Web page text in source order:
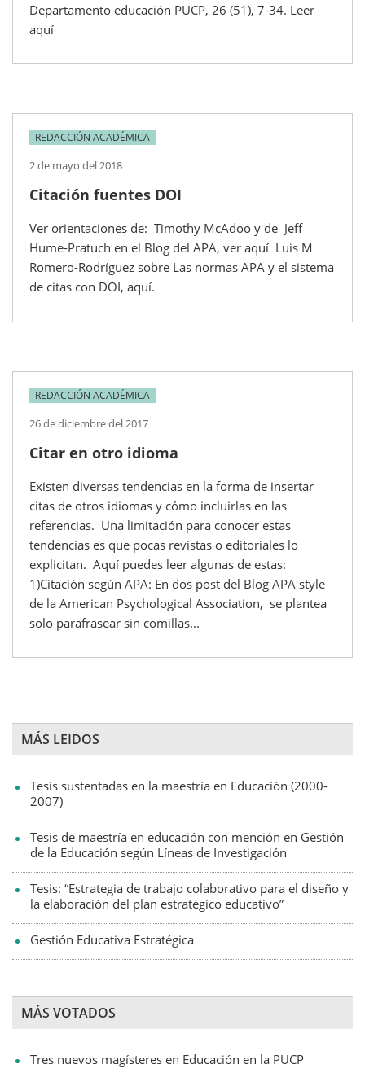
Departamento educación PUCP, 26 (51), 7-34. Leer
aquí
REDACCIÓN ACADÉMICA
2 de mayo del 2018
Citación fuentes DOI
Ver orientaciones de: Timothy McAdoo y de Jeff
Hume-Pratuch en el Blog del APA, ver aquí Luis M
Romero-Rodríguez sobre Las normas APA y el sistema
de citas con DOI, aquí.
REDACCIÓN ACADÉMICA
26 de diciembre del 2017
Citar en otro idioma
Existen diversas tendencias en la forma de insertar
citas de otros idiomas y cómo incluirlas en las
referencias. Una limitación para conocer estas
tendencias es que pocas revistas o editoriales lo
explicitan. Aquí puedes leer algunas de estas:
1)Citación según APA: En dos post del Blog APA style
de la American Psychological Association, se plantea
solo parafrasear sin comillas...
MÁS LEIDOS
Tesis sustentadas en la maestría en Educación (2000-
2007)
Tesis de maestría en educación con mención en Gestión
de la Educación según Líneas de Investigación
Tesis: “Estrategia de trabajo colaborativo para el diseño y
la elaboración del plan estratégico educativo”
Gestión Educativa Estratégica
MÁS VOTADOS
Tres nuevos magísteres en Educación en la PUCP